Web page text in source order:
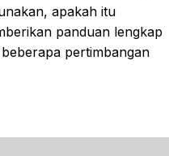
apakah itu
panduan lengkap
pertimbangan